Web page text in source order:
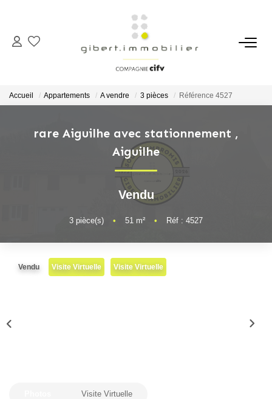
ACHETER
Maisons
Locaux Professionnels
Parkings
Immeubles
Terrains
Appartements
Accueil Appartements A vendre 3 pièces Référence 4527
rare Aiguilhe avec stationnement ,
Aiguilhe
Vendu
3 pièce(s) • 51 m² • Réf : 4527
Vendu Visite Virtuelle Visite Virtuelle
Visite Virtuelle